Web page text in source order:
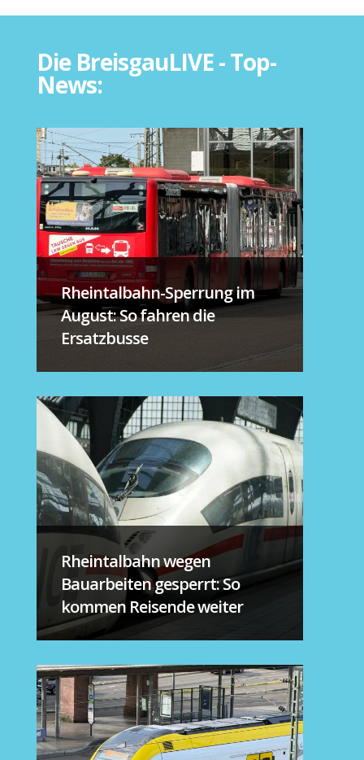
Die BreisgauLIVE - Top-
News:
Rheintalbahn-Sperrung im
August: So fahren die
Ersatzbusse
Rheintalbahn wegen
Bauarbeiten gesperrt: So
kommen Reisende weiter